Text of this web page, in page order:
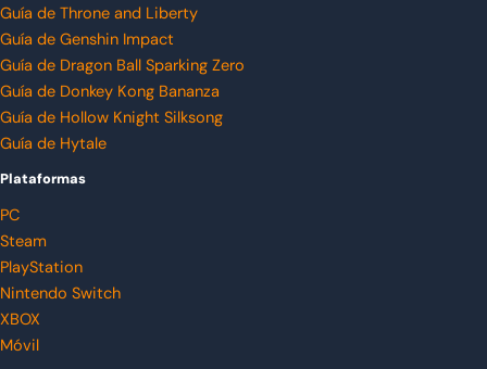
Guía de Throne and Liberty
Guía de Genshin Impact
Guía de Dragon Ball Sparking Zero
Guía de Donkey Kong Bananza
Guía de Hollow Knight Silksong
Guía de Hytale
Plataformas
PC
Steam
PlayStation
Nintendo Switch
XBOX
Móvil